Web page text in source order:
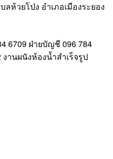
ห้วยโป่ง อำเภอเมืองระยอง
6709 ฝ่ายบัญชี 096 784
งานผนังห้องน้ำสำเร็จรูป